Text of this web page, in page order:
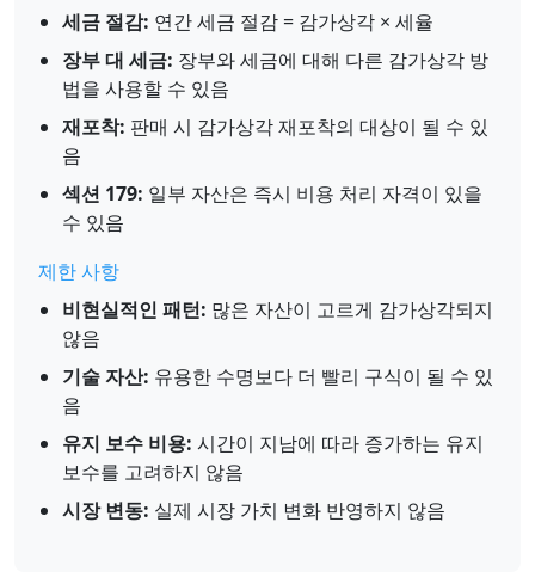
세금 절감: 연간 세금 절감 = 감가상각 × 세율
장부 대 세금: 장부와 세금에 대해 다른 감가상각 방
법을 사용할 수 있음
재포착: 판매 시 감가상각 재포착의 대상이 될 수 있
음
섹션 179: 일부 자산은 즉시 비용 처리 자격이 있을
수 있음
제한 사항
비현실적인 패턴: 많은 자산이 고르게 감가상각되지
않음
기술 자산: 유용한 수명보다 더 빨리 구식이 될 수 있
음
유지 보수 비용: 시간이 지남에 따라 증가하는 유지
보수를 고려하지 않음
시장 변동: 실제 시장 가치 변화 반영하지 않음